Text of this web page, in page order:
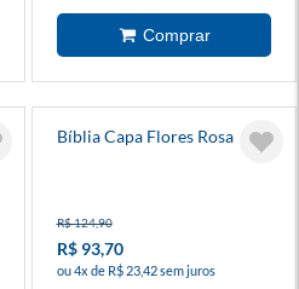
Bíblia Capa Flores Rosa
R$ 124,90
R$ 93,70
ou 4x de R$ 23,42 sem juros